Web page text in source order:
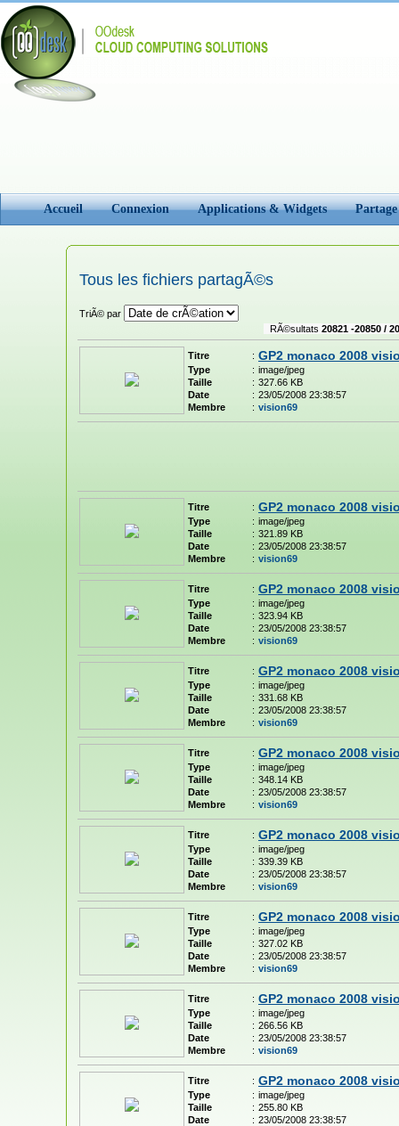
Accueil Connexion Applications & Widgets
Tous les fichiers partagÃ©s
TriÃ© par
RÃ©sultats 20821 -20850 /
Titre : GP2 monaco 2008
Type : image/jpeg
Taille
: 327.66 KB
Date
: 23/05/2008 23:38:57
Membre
: vision69
Titre : GP2 monaco 2008
Type : image/jpeg
Taille
: 321.89 KB
Date
: 23/05/2008 23:38:57
Membre
: vision69
Titre : GP2 monaco 2008
Type : image/jpeg
Taille
: 323.94 KB
Date
: 23/05/2008 23:38:57
Membre
: vision69
Titre : GP2 monaco 2008
Type : image/jpeg
Taille
: 331.68 KB
Date
: 23/05/2008 23:38:57
Membre
: vision69
Titre : GP2 monaco 2008
Type : image/jpeg
Taille
: 348.14 KB
Date
: 23/05/2008 23:38:57
Membre
: vision69
Titre : GP2 monaco 2008
Type : image/jpeg
Taille
: 339.39 KB
Date
: 23/05/2008 23:38:57
Membre
: vision69
Titre : GP2 monaco 2008
Type : image/jpeg
Taille
: 327.02 KB
Date
: 23/05/2008 23:38:57
Membre
: vision69
Titre : GP2 monaco 2008
Type : image/jpeg
Taille
: 266.56 KB
Date
: 23/05/2008 23:38:57
Membre
: vision69
Titre : GP2 monaco 2008
Type : image/jpeg
Taille
: 255.80 KB
Date
: 23/05/2008 23:38:57